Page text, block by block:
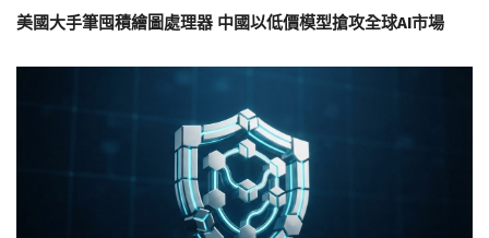
美國大手筆囤積繪圖處理器 中國以低價模型搶攻全球AI市場